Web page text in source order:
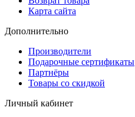
Карта сайта
Дополнительно
Производители
Подарочные сертификаты
Партнёры
Товары со скидкой
Личный кабинет